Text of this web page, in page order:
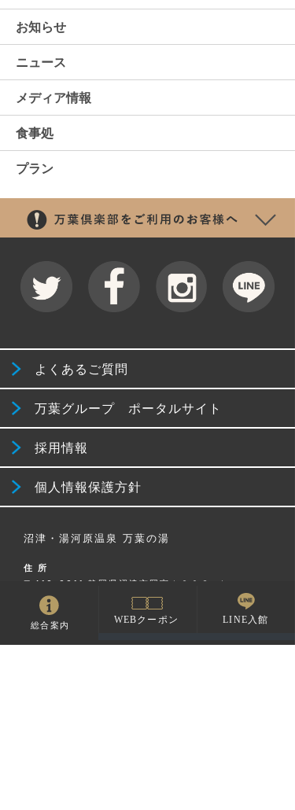
お知らせ
ニュース
メディア情報
食事処
プラン
よくあるご質問
万葉グループ ポータルサイト
採用情報
個人情報保護方針
沼津・湯河原温泉 万葉の湯
住 所
〒410-0011 静岡県沼津市岡宮１２０８−１
営業時間
24時間営業/臨時休館有
総合案内
WEBクーポン LINE入館